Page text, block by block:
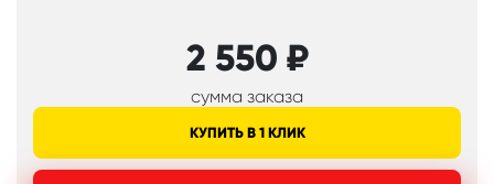
2 550 ₽
сумма заказа
КУПИТЬ В 1 КЛИК